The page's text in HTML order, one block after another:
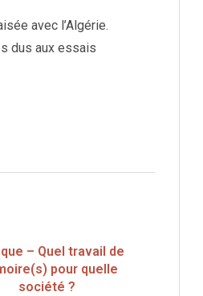
avec l’Algérie.
dus aux essais
– Quel travail de
pour quelle
société ?